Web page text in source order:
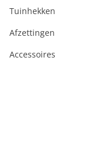
Tuinhekken
Afzettingen
Accessoires